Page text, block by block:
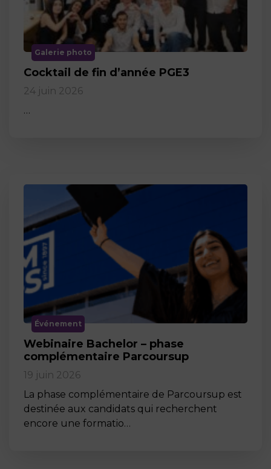
Galerie photo
Cocktail de fin d’année PGE3
24 juin 2026
…
Événement
Webinaire Bachelor – phase
complémentaire Parcoursup
19 juin 2026
La phase complémentaire de Parcoursup est
destinée aux candidats qui recherchent
encore une formatio…